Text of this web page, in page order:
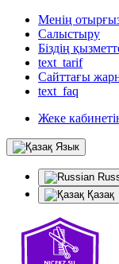
Менің
Салыстыру
Біздің
text_tarif
Сайттағы
text_faq
Жеке
Язык
Қазақ